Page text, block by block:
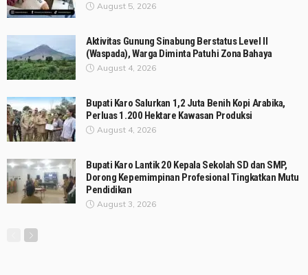
August 5, 2026
Aktivitas Gunung Sinabung Berstatus Level II
(Waspada), Warga Diminta Patuhi Zona Bahaya
August 4, 2026
Bupati Karo Salurkan 1,2 Juta Benih Kopi Arabika,
Perluas 1.200 Hektare Kawasan Produksi
August 4, 2026
Bupati Karo Lantik 20 Kepala Sekolah SD dan SMP,
Dorong Kepemimpinan Profesional Tingkatkan Mutu
Pendidikan
August 3, 2026